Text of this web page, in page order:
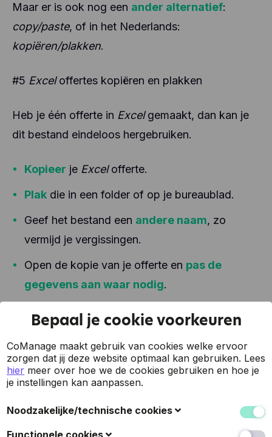
Maar er is ook nog een ander alternatief:
copy/paste, of in het Nederlands:
kopiëren/plakken.
#5 Exceloffertes kopiëren en plakken
Heb je één offerte in Excelgemaakt, dan kan je
dit bestand eindeloos hergebruiken.
Kopieer je Excelofferte.
Plak die in een folder of op je bureaublad.
Geef het bestand een andere naam, zo
vermijd je vergissingen.
Open de kopie van je offerte en pas de
gegevens aan waar nodig.
Als je weinigoffertes verzendt, is deze
werkwijze het snelst. Toch voor het aanmaken
van het bestand. Want Excelheeft ook nadelen...
Nadelen vanExcelals
Bepaal je cookie voorkeuren
CoManage maakt gebruik van cookies welke ervoor
zorgen dat jij deze website optimaal kan gebruiken. Lees
hier meer over hoe we de cookies gebruiken en hoe je
je instellingen kan aanpassen.
Noodzakelijke/technische cookies
Deze cookies verzamelen gegevens om de
Functionele cookies